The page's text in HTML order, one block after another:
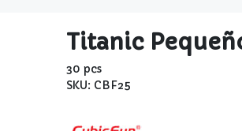
Titanic
30 pcs
SKU: CBF25